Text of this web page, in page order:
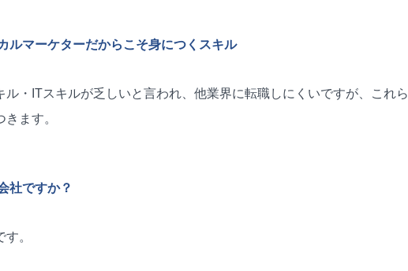
ルマーケターだからこそ身につくスキル
ル・ITスキルが乏しいと言われ、他業界に転職しにくいですが、これら
ます。
社ですか？
。